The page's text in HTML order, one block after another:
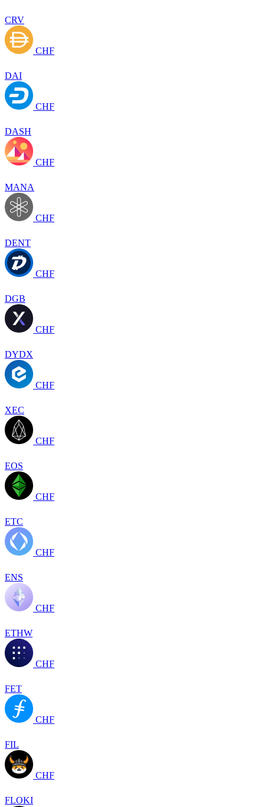
CRV
CHF
DAI
CHF
DASH
CHF
MANA
CHF
DENT
CHF
DGB
CHF
DYDX
CHF
XEC
CHF
EOS
CHF
ETC
CHF
ENS
CHF
ETHW
CHF
FET
CHF
FIL
CHF
FLOKI